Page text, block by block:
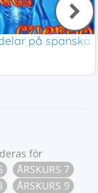
på spanska
för
ÅRSKURS 7
ÅRSKURS 9